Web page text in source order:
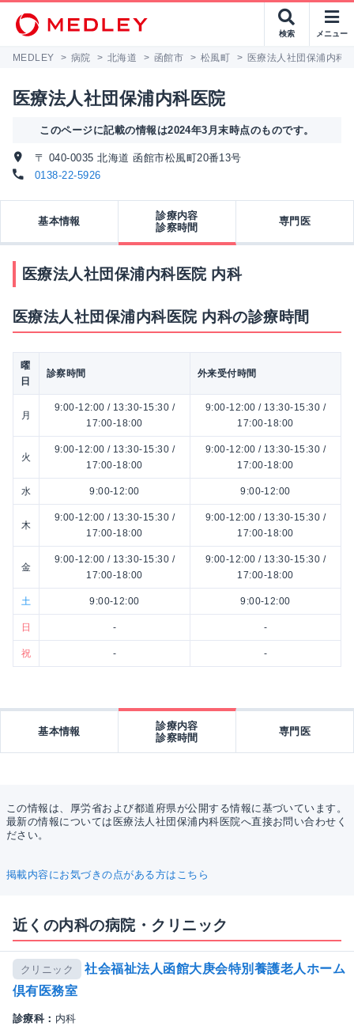
検索 メニュー
MEDLEY > 病院 > 北海道 > 函館市 > 松風町 > 医療法人社団保浦内科
医療法人社団保浦内科医院
このページに記載の情報は2024年3月末時点のものです。
〒 040-0035 北海道 函館市松風町20番13号
0138-22-5926
基本情報
診療内容
診察時間
専門医
医療法人社団保浦内科医院 内科
医療法人社団保浦内科医院 内科の診療時間
曜
日
診察時間 外来受付時間
月
9:00-12:00 / 13:30-15:30 /
17:00-18:00
9:00-12:00 / 13:30-15:30 /
17:00-18:00
火
9:00-12:00 / 13:30-15:30 /
17:00-18:00
9:00-12:00 / 13:30-15:30 /
17:00-18:00
水 9:00-12:00 9:00-12:00
木
9:00-12:00 / 13:30-15:30 /
17:00-18:00
9:00-12:00 / 13:30-15:30 /
17:00-18:00
金
9:00-12:00 / 13:30-15:30 /
17:00-18:00
9:00-12:00 / 13:30-15:30 /
17:00-18:00
土 9:00-12:00 9:00-12:00
日 - -
祝 - -
基本情報
診療内容
診察時間
専門医
この情報は、厚労省および都道府県が公開する情報に基づいています。
最新の情報については医療法人社団保浦内科医院へ直接お問い合わせく
ださい。
掲載内容にお気づきの点がある方はこちら
近くの内科の病院・クリニック
クリニック
社会福祉法人函館大庚会特別養護老人ホーム
倶有医務室
診療科： 内科